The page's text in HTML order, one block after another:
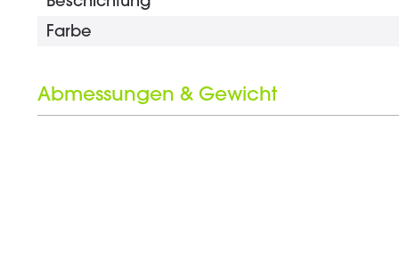
Farbe
Abmessungen & Gewicht